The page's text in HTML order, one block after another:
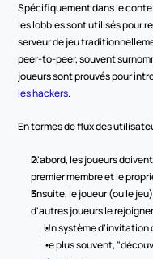
Spécifiquement dans le
les lobbies sont utilisés pour
serveur de jeu
peer-to-peer, souvent
joueurs sont prouvés pour
les hackers.
En termes de flux des
D'abord, les joueurs
premier membre et le
Ensuite, le joueur (ou le
d'autres joueurs le
Un système d'invitation
Le plus souvent,